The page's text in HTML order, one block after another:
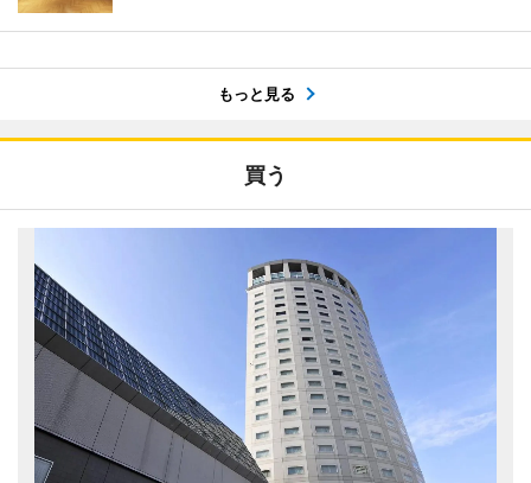
もっと見る
買う